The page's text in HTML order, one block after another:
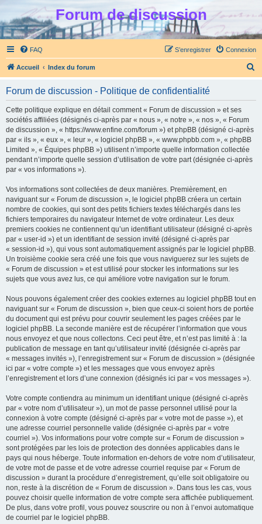
Forum de discussion
FAQ Connexion
S’enregistrer
Accueil Index du forum
Forum de discussion - Politique de confidentialité
Cette politique explique en détail comment « Forum de discussion » et ses
sociétés affiliées (désignés ci-après par « nous », « notre », « nos », « Forum
de discussion », « https://www.enfine.com/forum ») et phpBB (désigné ci-après
par « ils », « eux », « leur », « logiciel phpBB », « www.phpbb.com », « phpBB
Limited », « Équipes phpBB ») utilisent n’importe quelle information collectée
pendant n’importe quelle session d’utilisation de votre part (désignée ci-après
par « vos informations »).
Vos informations sont collectées de deux manières. Premièrement, en
naviguant sur « Forum de discussion », le logiciel phpBB créera un certain
nombre de cookies, qui sont des petits fichiers textes téléchargés dans les
fichiers temporaires du navigateur Internet de votre ordinateur. Les deux
premiers cookies ne contiennent qu’un identifiant utilisateur (désigné ci-après
par « user-id ») et un identifiant de session invité (désigné ci-après par
« session-id »), qui vous sont automatiquement assignés par le logiciel phpBB.
Un troisième cookie sera créé une fois que vous naviguerez sur les sujets de
« Forum de discussion » et est utilisé pour stocker les informations sur les
sujets que vous avez lus, ce qui améliore votre navigation sur le forum.
Nous pouvons également créer des cookies externes au logiciel phpBB tout en
naviguant sur « Forum de discussion », bien que ceux-ci soient hors de portée
du document qui est prévu pour couvrir seulement les pages créées par le
logiciel phpBB. La seconde manière est de récupérer l’information que vous
nous envoyez et que nous collectons. Ceci peut être, et n’est pas limité à : la
publication de message en tant qu’utilisateur invité (désignée ci-après par
« messages invités »), l’enregistrement sur « Forum de discussion » (désignée
ici par « votre compte ») et les messages que vous envoyez après
l’enregistrement et lors d’une connexion (désignés ici par « vos messages »).
Votre compte contiendra au minimum un identifiant unique (désigné ci-après
par « votre nom d’utilisateur »), un mot de passe personnel utilisé pour la
connexion à votre compte (désigné ci-après par « votre mot de passe »), et
une adresse courriel personnelle valide (désignée ci-après par « votre
courriel »). Vos informations pour votre compte sur « Forum de discussion »
sont protégées par les lois de protection des données applicables dans le
pays qui nous héberge. Toute information en-dehors de votre nom d’utilisateur,
de votre mot de passe et de votre adresse courriel requise par « Forum de
discussion » durant la procédure d’enregistrement, qu’elle soit obligatoire ou
non, reste à la discrétion de « Forum de discussion ». Dans tous les cas, vous
pouvez choisir quelle information de votre compte sera affichée publiquement.
De plus, dans votre profil, vous pouvez souscrire ou non à l’envoi automatique
de courriel par le logiciel phpBB.